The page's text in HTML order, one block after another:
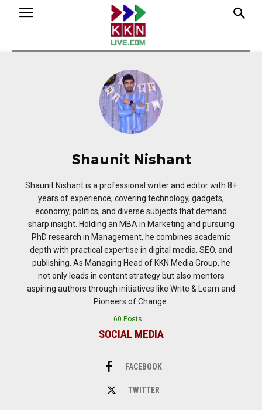
Shaunit Nishant
Shaunit Nishant is a professional writer and editor with 8+
years of experience, covering technology, gadgets,
economy, politics, and diverse subjects that demand
sharp insight. Holding an MBA in Marketing and pursuing
PhD research in Management, he combines academic
depth with practical expertise in digital media, SEO, and
publishing. As Managing Head of KKN Media Group, he
not only leads in content strategy but also mentors
aspiring authors through initiatives like Write & Learn and
Pioneers of Change.
60 Posts
SOCIAL MEDIA
FACEBOOK
TWITTER